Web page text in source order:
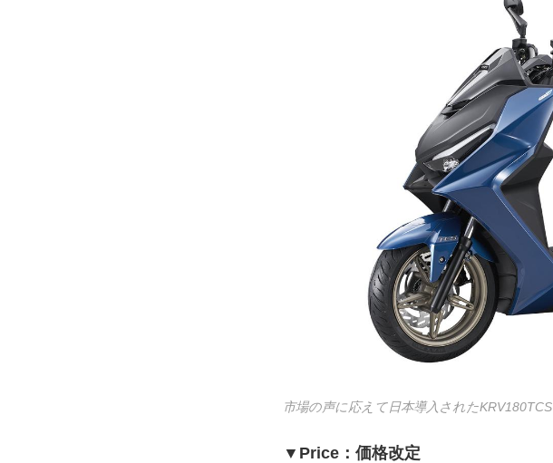
市場の声に応えて日本導入されたKRV180TCS
▼Price：価格改定